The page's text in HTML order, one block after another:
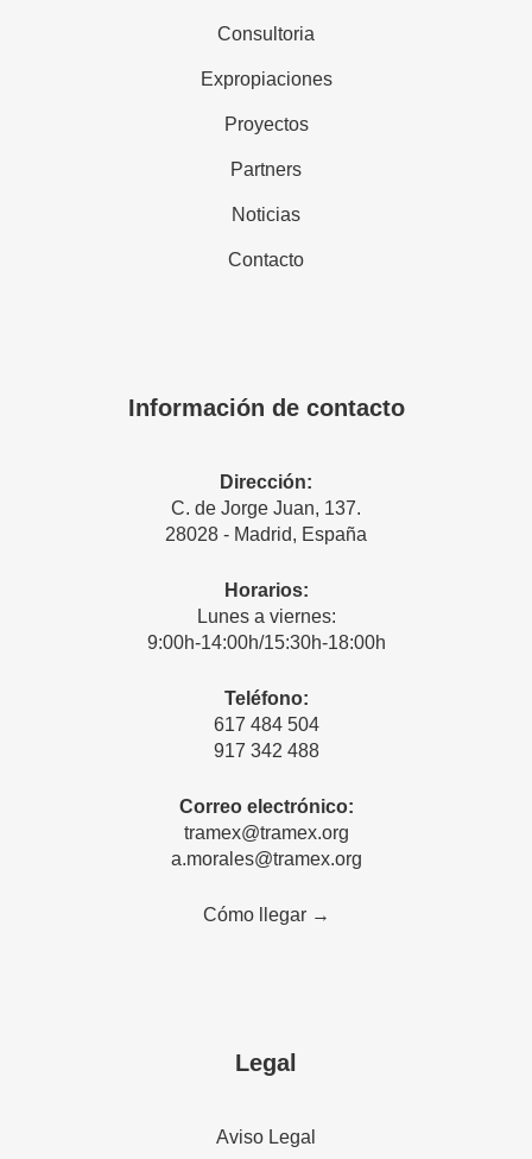
Consultoria
Expropiaciones
Proyectos
Partners
Noticias
Contacto
Información de contacto
Dirección:
C. de Jorge Juan, 137.
28028 - Madrid, España
Horarios:
Lunes a viernes:
9:00h-14:00h/15:30h-18:00h
Teléfono:
617 484 504
917 342 488
Correo electrónico:
tramex@tramex.org
a.morales@tramex.org
Cómo llegar →
Legal
Aviso Legal